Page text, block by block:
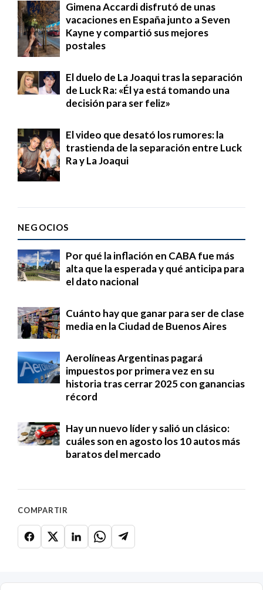
Gimena Accardi disfrutó de unas
vacaciones en España junto a Seven
Kayne y compartió sus mejores
postales
El duelo de La Joaqui tras la separación
de Luck Ra: «Él ya está tomando una
decisión para ser feliz»
El video que desató los rumores: la
trastienda de la separación entre Luck
Ra y La Joaqui
NEGOCIOS
Por qué la inflación en CABA fue más
alta que la esperada y qué anticipa para
el dato nacional
Cuánto hay que ganar para ser de clase
media en la Ciudad de Buenos Aires
Aerolíneas Argentinas pagará
impuestos por primera vez en su
historia tras cerrar 2025 con ganancias
récord
Hay un nuevo líder y salió un clásico:
cuáles son en agosto los 10 autos más
baratos del mercado
COMPARTIR